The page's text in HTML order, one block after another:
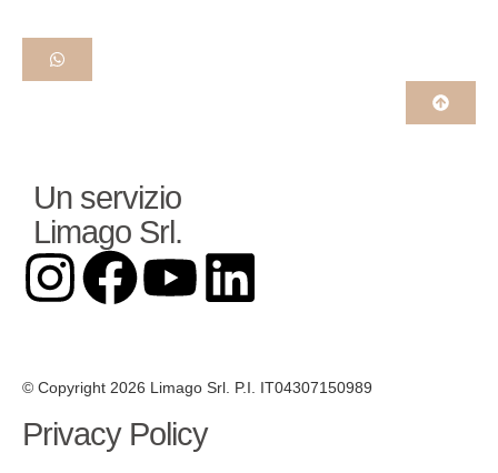
Un servizio
Limago Srl.
© Copyright 2026 Limago Srl. P.I. IT04307150989
Privacy Policy